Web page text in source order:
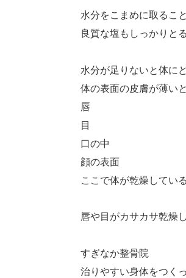
水分をこまめに取るこ
良質な塩もしっかりと
水分が足りないと体に
体の表面の皮膚が薄い
唇
目
口の中
顔の表面
ここで体が乾燥してい
唇や目がカサカサ乾燥
すぎなか整骨院
治りやすい身体をつく